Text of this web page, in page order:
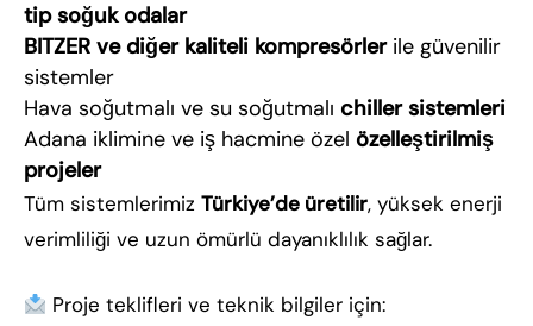
tip soğuk odalar
BITZER ve diğer kaliteli kompresörlerile güvenilir
sistemler
Hava soğutmalı ve su soğutmalı chiller sistemleri
Adana iklimine ve iş hacmine özel özelleştirilmiş
projeler
Tüm sistemlerimiz Türkiye’de üretilir, yüksek enerji
verimliliği ve uzun ömürlü dayanıklılık sağlar.
Proje teklifleri ve teknik bilgiler için: